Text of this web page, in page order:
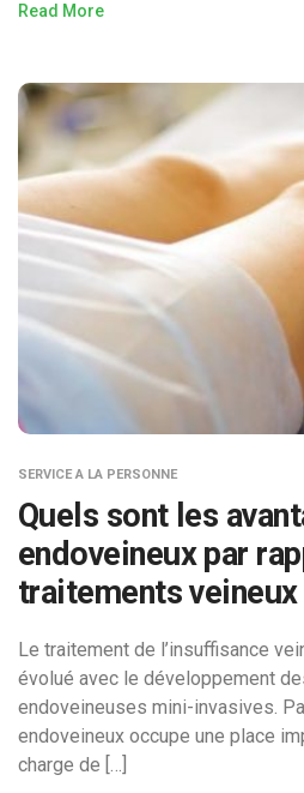
Read More
SERVICE A LA PERSONNE
Quels sont les
endoveineux par
traitements veineux
Le traitement de l’insuffisance
évolué avec le développement
endoveineuses mini-invasives.
endoveineux occupe une place
charge de […]